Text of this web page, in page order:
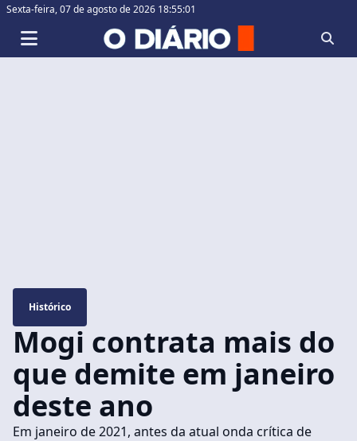
Sexta-feira,07 de agosto de 2026 18:55:02
Histórico
Mogi contrata mais do
que demite em janeiro
deste ano
Em janeiro de 2021, antes da atual onda crítica de